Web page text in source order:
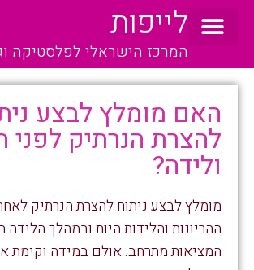
לייפות
המרכז הישראלי לפלסטיקה
האם מומלץ לבצע
להצרת הנרתיק לפני
ולידה?
מומלץ לבצע ניתוח להצרת הנרתיק
ההריונות והלידות היות ובמהלך הלידה
המציאות מתרחב. אולם במידה וקימת